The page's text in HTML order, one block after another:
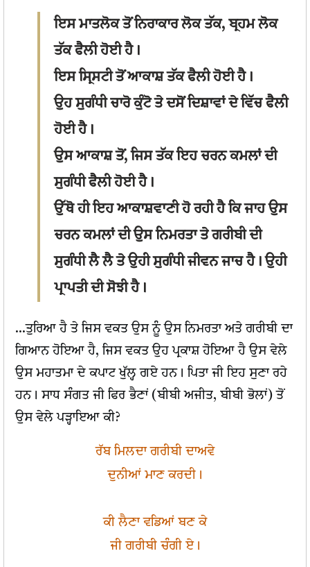
ਇਸ ਮਾਤਲੋਕ ਤੋਂ ਨਿਰਾਕਾਰ ਲੋਕ ਤੱਕ, ਬ੍ਰਹਮ ਲੋਕ
ਤੱਕ ਫੈਲੀ ਹੋਈ ਹੈ।
ਇਸ ਸ੍ਰਿਸਟੀ ਤੋਂ ਆਕਾਸ਼ ਤੱਕ ਫੈਲੀ ਹੋਈ ਹੈ।
ਉਹ ਸੁਗੰਧੀ ਚਾਰੋ ਕੁੰਟੋ ਤੇ ਦਸੋਂ ਦਿਸ਼ਾਵਾਂ ਦੇ ਵਿੱਚ ਫੈਲੀ
ਹੋਈ ਹੈ।
ਉਸ ਆਕਾਸ਼ ਤੋਂ, ਜਿਸ ਤੱਕ ਇਹ ਚਰਨ ਕਮਲਾਂ ਦੀ
ਸੁਗੰਧੀ ਫੈਲੀ ਹੋਈ ਹੈ।
ਉੱਥੋ ਹੀ ਇਹ ਆਕਾਸ਼ਵਾਣੀ ਹੋ ਰਹੀ ਹੈ ਕਿ ਜਾਹ ਉਸ
ਚਰਨ ਕਮਲਾਂ ਦੀ ਉਸ ਨਿਮਰਤਾ ਤੇ ਗਰੀਬੀ ਦੀ
ਸੁਗੰਧੀ ਲੈ ਲੈ ਤੇ ਉਹੀ ਸੁਗੰਧੀ ਜੀਵਨ ਜਾਚ ਹੈ। ਉਹੀ
ਪ੍ਰਾਪਤੀ ਦੀ ਸੋਝੀ ਹੈ।
...ਤੁਰਿਆ ਹੈ ਤੇ ਜਿਸ ਵਕਤ ਉਸ ਨੂੰ ਉਸ ਨਿਮਰਤਾ ਅਤੇ ਗਰੀਬੀ ਦਾ
ਗਿਆਨ ਹੋਇਆ ਹੈ, ਜਿਸ ਵਕਤ ਉਹ ਪ੍ਰਕਾਸ਼ ਹੋਇਆ ਹੈ ਉਸ ਵੇਲੇ
ਉਸ ਮਹਾਤਮਾ ਦੇ ਕਪਾਟ ਖੁੱਲ੍ਹ ਗਏ ਹਨ। ਪਿਤਾ ਜੀ ਇਹ ਸੁਣਾ ਰਹੇ
ਹਨ। ਸਾਧ ਸੰਗਤ ਜੀ ਫਿਰ ਭੈਣਾਂ (ਬੀਬੀ ਅਜੀਤ, ਬੀਬੀ ਭੋਲਾਂ) ਤੋਂ
ਉਸ ਵੇਲੇ ਪੜ੍ਹਾਇਆ ਕੀ?
ਰੱਬ ਮਿਲਦਾ ਗਰੀਬੀ ਦਾਅਵੇ
ਦੁਨੀਆਂ ਮਾਣ ਕਰਦੀ।
ਕੀ ਲੈਣਾ ਵਡਿਆਂ ਬਣ ਕੇ
ਜੀ ਗਰੀਬੀ ਚੰਗੀ ਏ।